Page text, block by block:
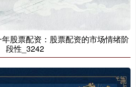
股票配资：股票配资的市场情绪阶
段性_3242